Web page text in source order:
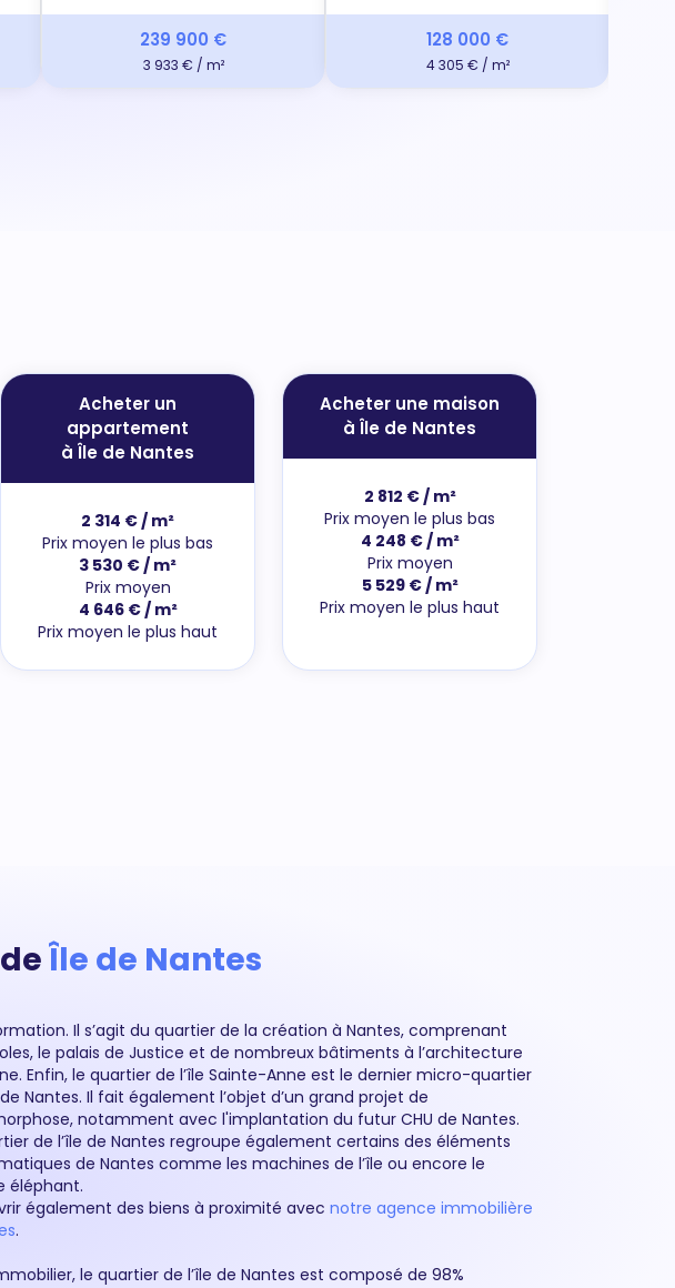
239 900 €
3 933 € / m²
128 000 €
4 305 € / m²
Acheter un
appartement
à Île de Nantes
2 314 € / m²
Prix moyen le plus bas
3 530 € / m²
Prix moyen
4 646 € / m²
Prix moyen le plus haut
Acheter une maison
à Île de Nantes
2 812 € / m²
Prix moyen le plus bas
4 248 € / m²
Prix moyen
5 529 € / m²
Prix moyen le plus haut
Île de Nantes
Il s’agit du quartier de la création à Nantes, comprenant
le palais de Justice et de nombreux bâtiments à l’architecture
Enfin, le quartier de l’île Sainte-Anne est le dernier micro-quartier
de Nantes. Il fait également l’objet d’un grand projet de
notamment avec l'implantation du futur CHU de Nantes.
de l’île de Nantes regroupe également certains des éléments
éléphant.
également des biens à proximité avec notre agence immobilière
.
le quartier de l’île de Nantes est composé de 98%